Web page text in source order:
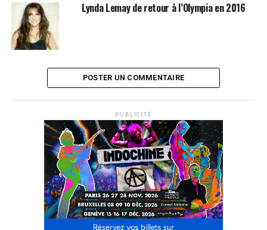
Lynda Lemay de retour à l’Olympia en 2016
POSTER UN COMMENTAIRE
PUBLICITÉ